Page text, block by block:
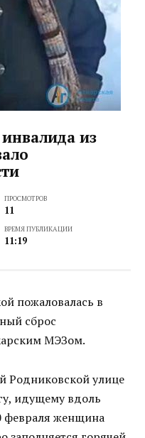
из
ПРОСМОТРОВ
11
ВРЕМЯ ПУБЛИКАЦИИ
11:19
пожаловалась в
сброс
МЭЗом.
улице
идущему вдоль
февраля женщина